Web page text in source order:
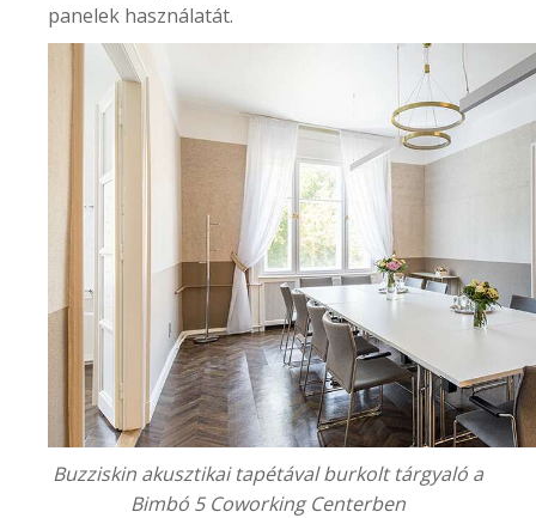
panelek használatát.
Buzziskin akusztikai tapétával burkolt tárgyaló a
Bimbó 5 Coworking Centerben